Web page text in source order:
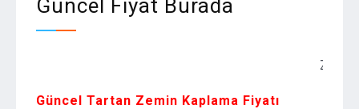
Güncel Fiyat Burada
Zemin
Güncel Tartan Zemin Kaplama Fiyatı